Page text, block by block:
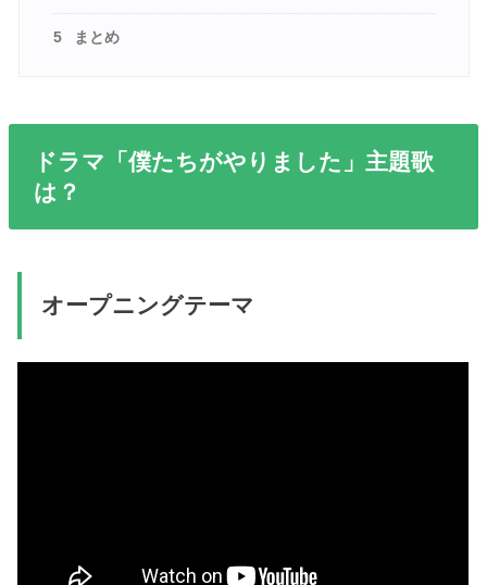
5 まとめ
ドラマ「僕たちがやりました」主題歌
は？
オープニングテーマ